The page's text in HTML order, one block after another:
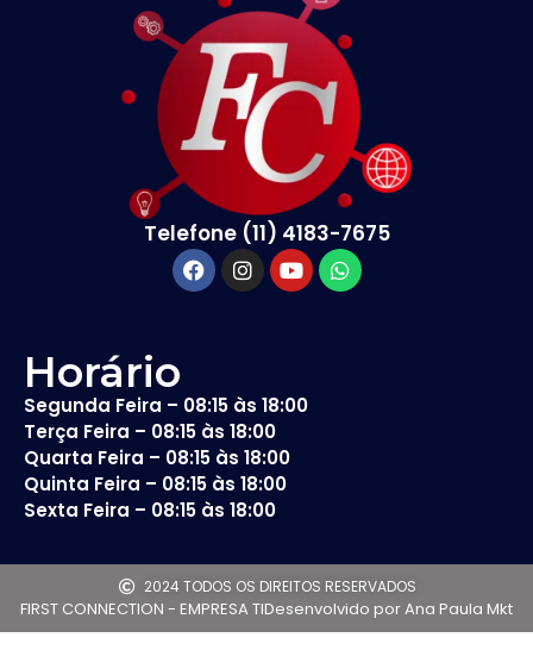
Telefone (11) 4183-7675
Horário
Segunda Feira – 08:15 às 18:00
Terça Feira – 08:15 às 18:00
Quarta Feira – 08:15 às 18:00
Quinta Feira – 08:15 às 18:00
Sexta Feira – 08:15 às 18:00
2024 TODOS OS DIREITOS RESERVADOS
FIRST CONNECTION - EMPRESA TIDesenvolvido por Ana Paula Mkt